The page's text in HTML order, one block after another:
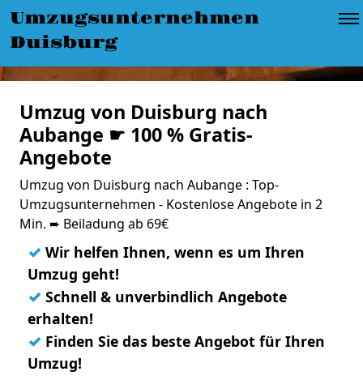
Umzugsunternehmen
Duisburg
Umzug von Duisburg nach
Aubange ☛ 100 % Gratis-
Angebote
Umzug von Duisburg nach Aubange : Top-
Umzugsunternehmen - Kostenlose Angebote in 2
Min. ➨ Beiladung ab 69€
✓ Wir helfen Ihnen, wenn es um Ihren
Umzug geht!
✓ Schnell & unverbindlich Angebote
erhalten!
✓ Finden Sie das beste Angebot für Ihren
Umzug!